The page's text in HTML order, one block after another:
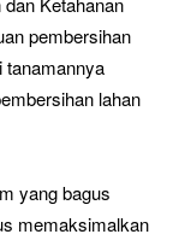
pembersihan
tanamannya
lahan
yang bagus
memaksimalkan